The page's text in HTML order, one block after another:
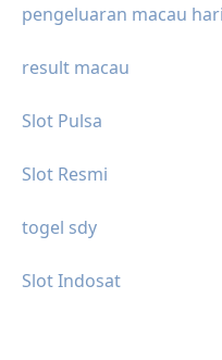
pengeluaran macau
result macau
Slot Pulsa
Slot Resmi
togel sdy
Slot Indosat